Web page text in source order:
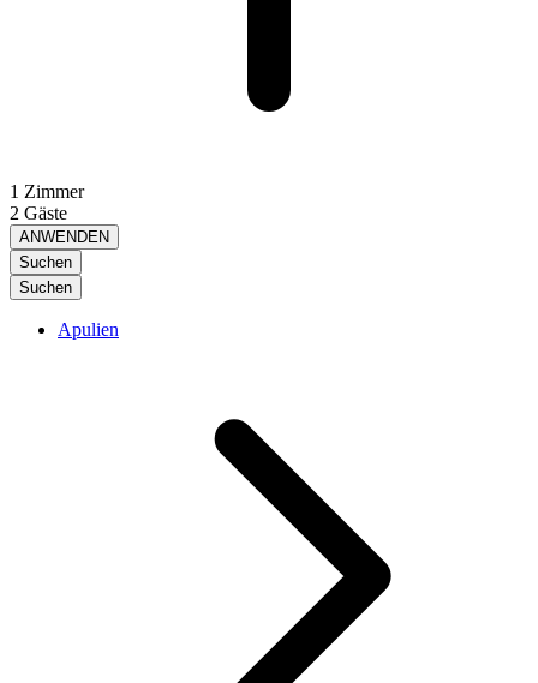
1 Zimmer
2 Gäste
ANWENDEN
Suchen
Suchen
Apulien